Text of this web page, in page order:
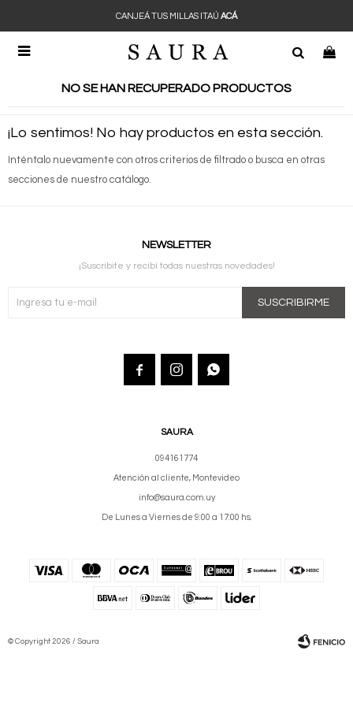

CANJEÁ TUS MILLAS ITAÚ ACÁ
NO SE HAN RECUPERADO PRODUCTOS
¡Lo sentimos! No hay productos en esta sección.
Inténtalo nuevamente con otros criterios de filtrado o busca en otras
secciones de nuestro catálogo.
SAURA
094161774
Atención al cliente, Montevideo
info@saura.com.uy
De Lunes a Viernes de 9:00 a 17:00 hs.
NEWSLETTER
¡Suscribite y recibí todas nuestras novedades!
SUSCRIBIRME
  
© Copyright 2026 / Saura